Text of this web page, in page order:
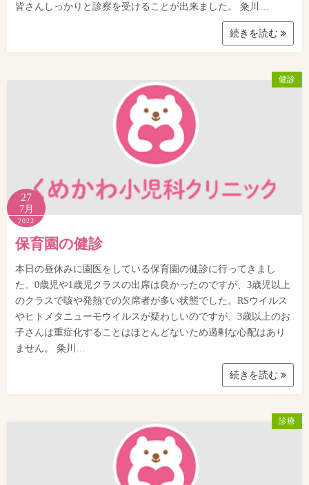
皆さんしっかりと診察を受けることが出来ました。 粂川…
続きを読む
健診
27
7月
2022
保育園の健診
本日の昼休みに園医をしている保育園の健診に行ってきまし
た。0歳児や1歳児クラスの出席は良かったのですが、3歳児以上
のクラスで咳や発熱での欠席者が多い状態でした。RSウイルス
やヒトメタニューモウイルスが疑わしいのですが、3歳以上のお
子さんは重症化することはほとんどないため過剰な心配はあり
ません。 粂川…
続きを読む
診療